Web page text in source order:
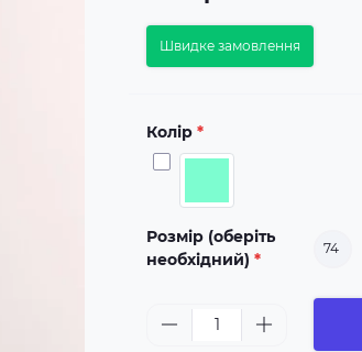
Швидке замовлення
Колір *
Розмір (оберіть
необхідний) *
74